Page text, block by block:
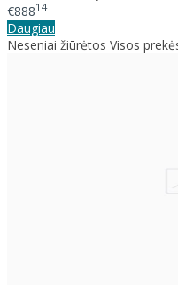
€88814
Daugiau
Neseniai žiūrėtos Visos